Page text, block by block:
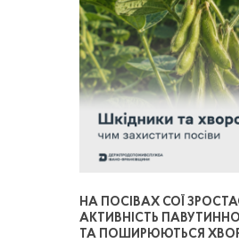
НА ПОСІВАХ СОЇ
АКТИВНІСТЬ
ТА ПОШИРЮЮТЬСЯ